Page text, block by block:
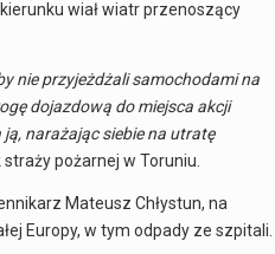
wiał wiatr przenoszący
nie przyjeżdżali samochodami na
dojazdową do miejsca akcji
narażając siebie na utratę
pożarnej w Toruniu.
Mateusz Chłystun, na
Europy, w tym odpady ze szpitali.